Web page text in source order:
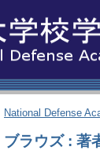
National Defense
ブラウズ : 著